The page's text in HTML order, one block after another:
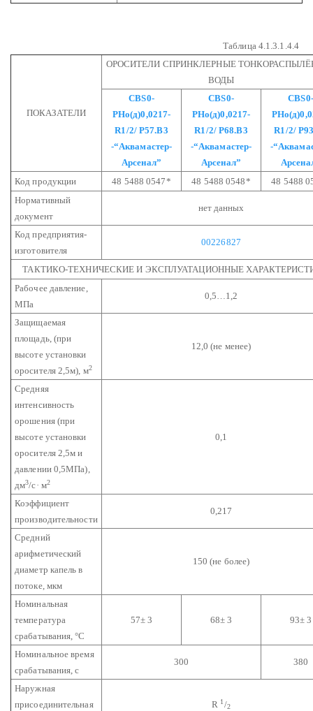
Таблица 4.1.3.1.4.4
ПОКАЗАТЕЛИ
ОРОСИТЕЛИ СПРИНКЛЕРНЫЕ
ВОДЫ
СВS0-
РНо(д)0,0217-
R1/2/Р57.В3
-“Аквамастер-
Арсенал”
СВS0-
РНо(д)0,0217-
R1/2/Р68.В3
-“Аквамастер-
Арсенал”
СВS0-
R1/2/
-
Код продукции
48 5488 0547* 48 5488 0548*
48 5488
Нормативный
документ
нет данных
Код предприятия-
изготовителя
00226827
ТАКТИКО-ТЕХНИЧЕСКИЕ И ЭКСПЛУАТАЦИОННЫЕ
Рабочее давление,
МПа
0,5…1,2
Защищаемая
площадь, (при
высоте установки
оросителя 2,5м), м2
12,0 (не менее)
Средняя
интенсивность
орошения (при
высоте установки
оросителя 2,5м и
давлении 0,5МПа),
дм3/с· м2
0,1
Коэффициент
производительности
0,217
Средний
арифметический
диаметр капель в
потоке, мкм
150 (не более)
Номинальная
температура
срабатывания, °С
57± 3 68± 3 93± 3
Номинальное время
срабатывания, с
300 380
Наружная
присоединительная
R 1 /2